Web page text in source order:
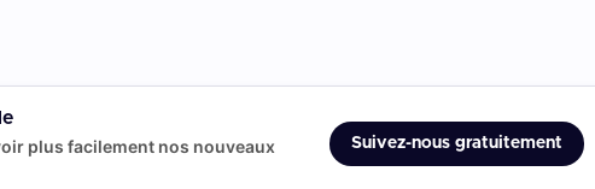
plus facilement nos nouveaux
Suivez-nous gratuitement